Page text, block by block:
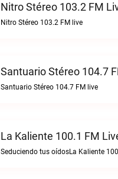
Nitro Stéreo 103.2 FM
Nitro Stéreo 103.2 FM live
Santuario Stéreo 104.7
Santuario Stéreo 104.7 FM live
La Kaliente 100.1 FM
Seduciendo tus oídosLa Kaliente